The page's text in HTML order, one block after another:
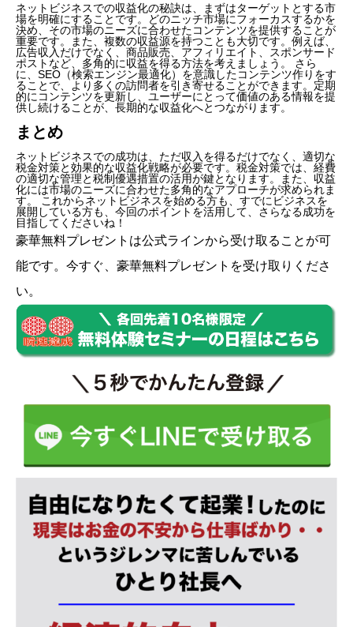
ネットビジネスでの収益化の秘訣は、まずはターゲットとする市
場を明確にすることです。どのニッチ市場にフォーカスするかを
決め、その市場のニーズに合わせたコンテンツを提供することが
重要です。また、複数の収益源を持つことも大切です。例えば、
広告収入だけでなく、商品販売、アフィリエイト、スポンサード
ポストなど、多角的に収益を得る方法を考えましょう。 さら
に、SEO（検索エンジン最適化）を意識したコンテンツ作りをす
ることで、より多くの訪問者を引き寄せることができます。定期
的にコンテンツを更新し、ユーザーにとって価値のある情報を提
供し続けることが、長期的な収益化へとつながります。
まとめ
ネットビジネスでの成功は、ただ収入を得るだけでなく、適切な
税金対策と効果的な収益化戦略が必要です。税金対策では、経費
の適切な管理と税制優遇措置の活用が鍵となります。また、収益
化には市場のニーズに合わせた多角的なアプローチが求められま
す。 これからネットビジネスを始める方も、すでにビジネスを
展開している方も、今回のポイントを活用して、さらなる成功を
目指してくださいね！
豪華無料プレゼントは公式ラインから受け取ることが可
能です。今すぐ、豪華無料プレゼントを受け取りくださ
い。